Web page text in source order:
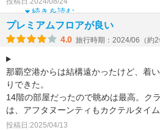
続きを読む
プレミアムフロアが良い
4.0 旅行時期：2024/06（約2
那覇空港からは結構遠かったけど、着
りできた。
14階の部屋だったので眺めは最高。ク
は、アフタヌーンティもカクテルタイ
にフードがあって、特にアフタヌーンテ
投稿日:2025/04/13